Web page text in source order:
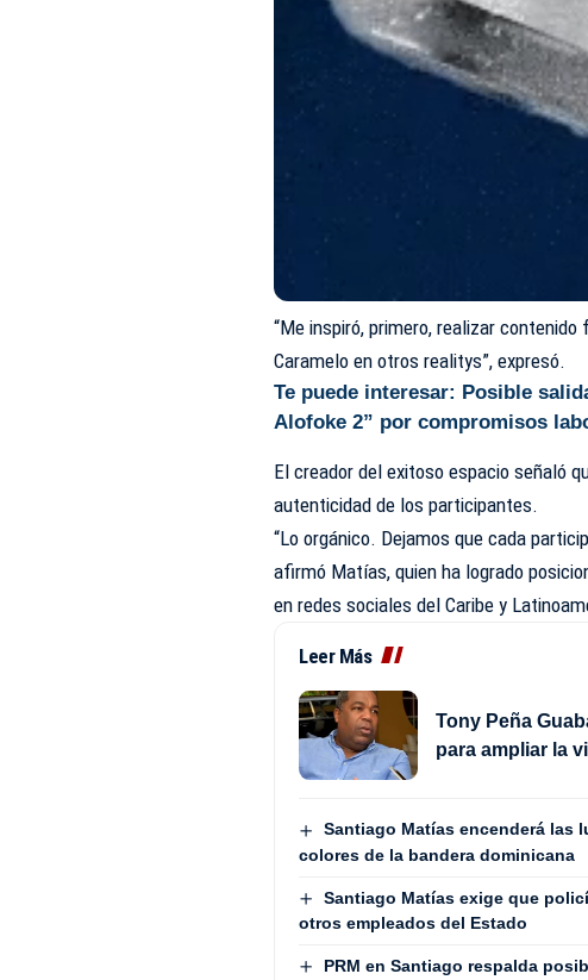
“Me inspiró, primero, realizar
Carameloen otros realitys”, expresó.
Te puede interesar: Posible
Alofoke 2” por compromisos
El creador del exitoso espacio señaló
autenticidad de los participantes.
“Lo orgánico. Dejamos que cada
afirmó Matías, quien ha logrado
en redes sociales del Caribe y
Leer Más
Tony Peña
para ampliar la
Santiago Matías encenderá las
colores de la bandera dominicana
Santiago Matías exige que
otros empleados del Estado
PRM en Santiago respalda